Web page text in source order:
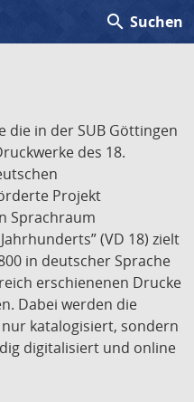
search Suchen
die in der SUB Göttingen
des 18.
Projekt
Sprachraum
(VD 18) zielt
in deutscher Sprache
erschienenen Drucke
Dabei werden die
katalogisiert, sondern
digitalisiert und online